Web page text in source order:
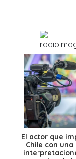
El actor que
Chile con una